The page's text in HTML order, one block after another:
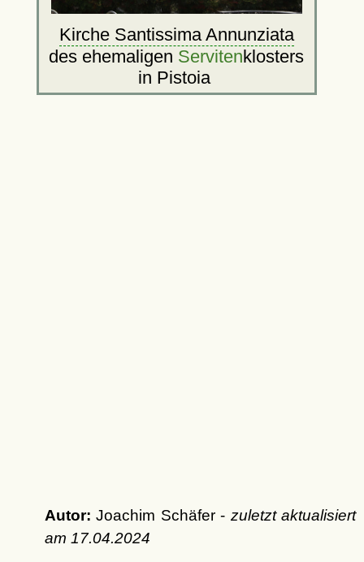
Kirche Santissima Annunziata
des ehemaligen Servitenklosters
in Pistoia
Autor: Joachim Schäfer - zuletzt aktualisiert
am 17.04.2024